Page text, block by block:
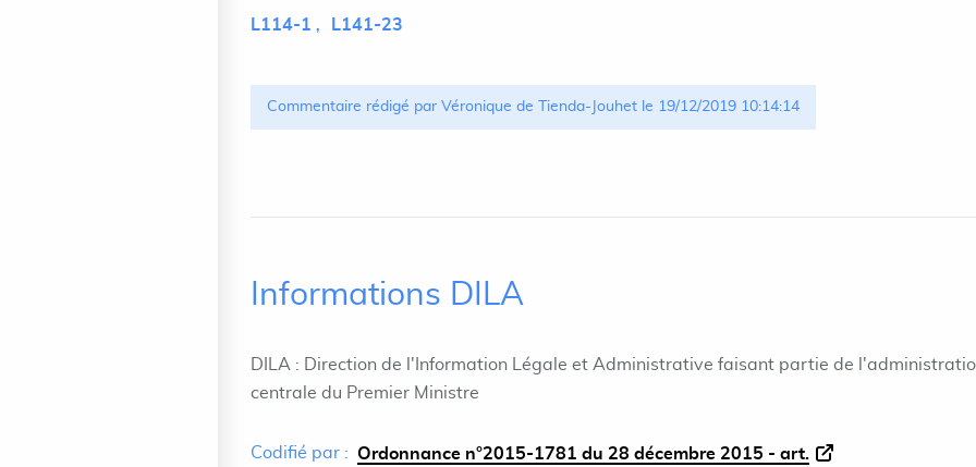
L114-1 L141-23
Commentaire rédigé par Véronique de Tienda-Jouhet le 19/12/2019 10:14:14
Informations DILA
DILA : Direction de l'Information Légale et Administrative faisant partie de
centrale du Premier Ministre
Codifié par : Ordonnance n°2015-1781 du 28 décembre 2015 - art.